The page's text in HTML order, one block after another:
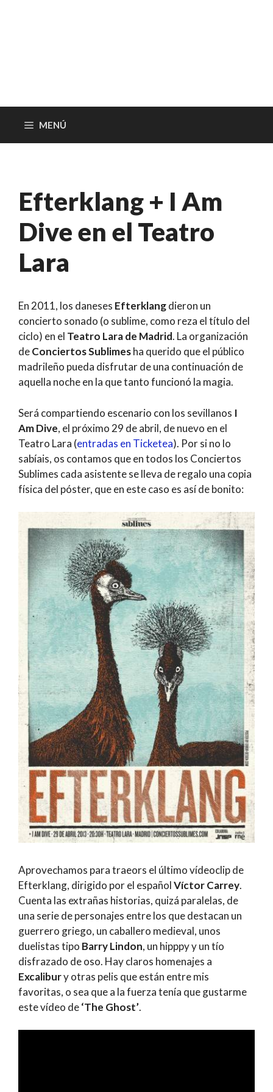
MENÚ
Efterklang + I Am
Dive en el Teatro
Lara
En 2011, los daneses Efterklangdieron un
concierto sonado (o sublime, como reza el título del
ciclo) en el Teatro Lara de Madrid. La organización
deConciertos Sublimesha querido que el público
madrileño pueda disfrutar de una continuación de
aquella noche en la que tanto funcionó la magia.
Será compartiendo escenario con los sevillanos I
Am Dive, el próximo 29 de abril, de nuevo en el
Teatro Lara (entradas en Ticketea). Por si no lo
sabíais, os contamos que en todos los Conciertos
Sublimes cada asistente se lleva de regalo una copia
física del póster, que en este caso es así de bonito:
Aprovechamos para traeors el último vídeoclip de
Efterklang, dirigido por el españolVíctor Carrey.
Cuenta las extrañas historias, quizá paralelas, de
una serie de personajes entre los que destacan un
guerrero griego, un caballero medieval, unos
duelistas tipo Barry Lindon, un hipppy y un tío
disfrazado de oso. Hay claros homenajes a
Excalibury otras pelis que están entre mis
favoritas, o sea que a la fuerza tenía que gustarme
este vídeo de‘The Ghost’.